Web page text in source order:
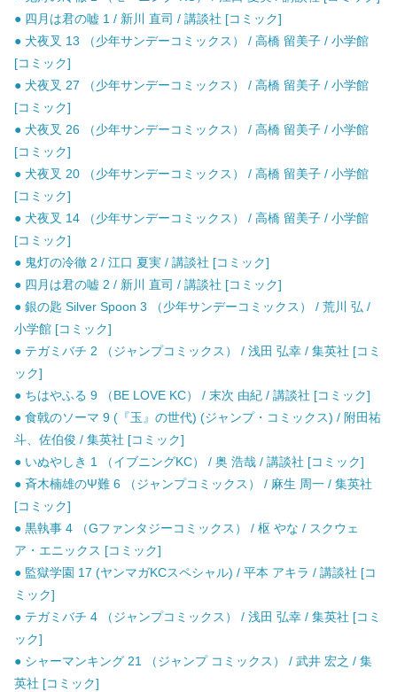
● 四月は君の嘘 1 / 新川 直司 / 講談社 [コミック]
● 犬夜叉 13 （少年サンデーコミックス） / 高橋 留美子 / 小学館
[コミック]
● 犬夜叉 27 （少年サンデーコミックス） / 高橋 留美子 / 小学館
[コミック]
● 犬夜叉 26 （少年サンデーコミックス） / 高橋 留美子 / 小学館
[コミック]
● 犬夜叉 20 （少年サンデーコミックス） / 高橋 留美子 / 小学館
[コミック]
● 犬夜叉 14 （少年サンデーコミックス） / 高橋 留美子 / 小学館
[コミック]
● 鬼灯の冷徹 2 / 江口 夏実 / 講談社 [コミック]
● 四月は君の嘘 2 / 新川 直司 / 講談社 [コミック]
● 銀の匙 Silver Spoon 3 （少年サンデーコミックス） / 荒川 弘 /
小学館 [コミック]
● テガミバチ 2 （ジャンプコミックス） / 浅田 弘幸 / 集英社 [コミ
ック]
● ちはやふる 9 （BE LOVE KC） / 末次 由紀 / 講談社 [コミック]
● 食戟のソーマ 9 (『玉』の世代) (ジャンプ・コミックス) / 附田祐
斗、佐伯俊 / 集英社 [コミック]
● いぬやしき 1 （イブニングKC） / 奥 浩哉 / 講談社 [コミック]
● 斉木楠雄のΨ難 6 （ジャンプコミックス） / 麻生 周一 / 集英社
[コミック]
● 黒執事 4 （Gファンタジーコミックス） / 枢 やな / スクウェ
ア・エニックス [コミック]
● 監獄学園 17 (ヤンマガKCスペシャル) / 平本 アキラ / 講談社 [コ
ミック]
● テガミバチ 4 （ジャンプコミックス） / 浅田 弘幸 / 集英社 [コミ
ック]
● シャーマンキング 21 （ジャンプ コミックス） / 武井 宏之 / 集
英社 [コミック]